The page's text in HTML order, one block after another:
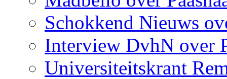
Schokkend Nieuws
Interview DvhN over
Universiteitskrant